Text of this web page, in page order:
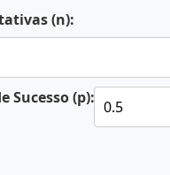
(n):
Sucesso (p):